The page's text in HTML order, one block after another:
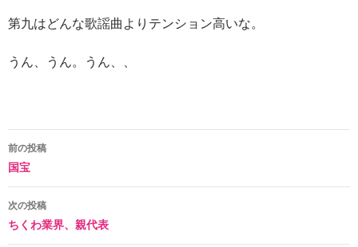
第九はどんな歌謡曲よりテンション高いな。
うん、うん。うん、、
投
稿
ナ
ビ
前の投稿
国宝
次の投稿
ちくわ業界、親代表